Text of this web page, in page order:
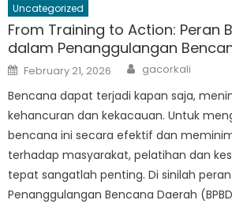
Uncategorized
From Training to Action: Peran
dalam Penanggulangan
Posted
on
February 21, 2026 Author
gacorkali
Bencana dapat terjadi kapan saja,
kehancuran dan kekacauan. Untuk
bencana ini secara efektif dan
terhadap masyarakat, pelatihan dan
tepat sangatlah penting. Di sinilah
Penanggulangan Bencana Daerah